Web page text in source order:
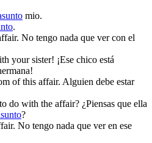
mio.
.
. No tengo nada que ver con el
your sister! ¡Ese chico está
of this affair. Alguien debe estar
do with the affair? ¿Piensas que ella
?
. No tengo nada que ver en ese